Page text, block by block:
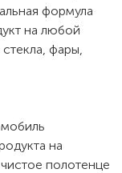
формула
на любой
фары,
на
полотенце